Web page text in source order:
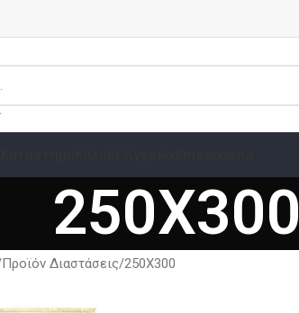
250X300
Προϊόν Διαστάσεις 250X300